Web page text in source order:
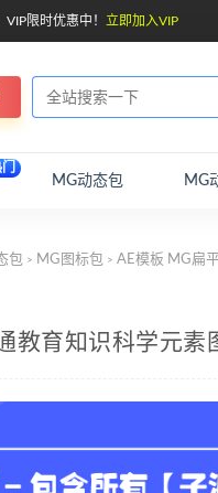
限时优惠中！ 立即加入VIP
门
MG动态包 MG
包 > MG图标包 > AE模板 MG扁
教育知识科学元